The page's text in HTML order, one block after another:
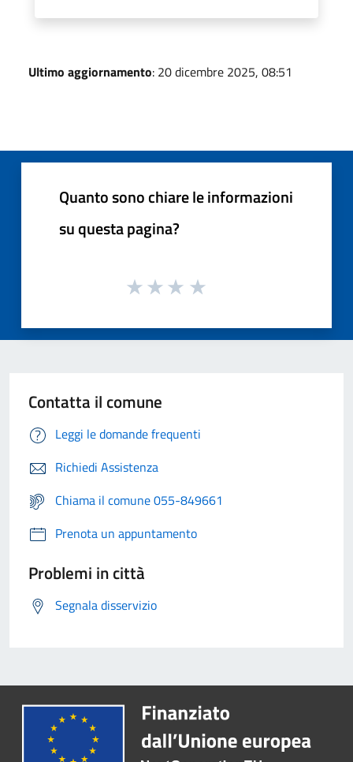
Ultimo aggiornamento: 20 dicembre 2025, 08:51
Quanto sono chiare le informazioni
su questa pagina?
Contatta il comune
Leggi le domande frequenti
Richiedi Assistenza
Chiama il comune 055-849661
Prenota un appuntamento
Problemi in città
Segnala disservizio